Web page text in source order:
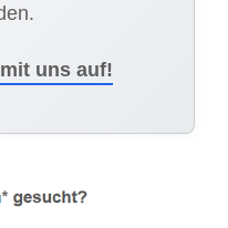
uns auf!